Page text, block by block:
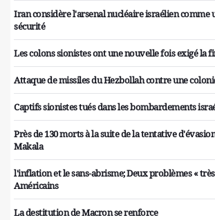
Iran considère l'arsenal nucléaire israélien comme
sécurité
Les colons sionistes ont une nouvelle fois exigé la
Attaque de missiles du Hezbollah contre une
Captifs sionistes tués dans les bombardements
Près de 130 morts à la suite de la tentative
Makala
l'inflation et le sans-abrisme; Deux problèmes «
Américains
La destitution de Macron se renforce